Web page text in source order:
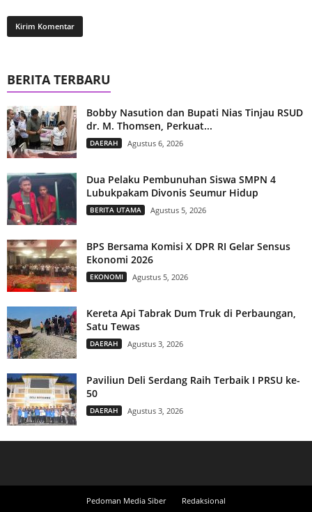
BERITA TERBARU
Bobby Nasution dan Bupati Nias Tinjau RSUD
dr. M. Thomsen, Perkuat...
DAERAH Agustus 6, 2026
Dua Pelaku Pembunuhan Siswa SMPN 4
Lubukpakam Divonis Seumur Hidup
BERITA UTAMA Agustus 5, 2026
BPS Bersama Komisi X DPR RI Gelar Sensus
Ekonomi 2026
EKONOMI Agustus 5, 2026
Kereta Api Tabrak Dum Truk di Perbaungan,
Satu Tewas
DAERAH Agustus 3, 2026
Paviliun Deli Serdang Raih Terbaik I PRSU ke-
50
DAERAH Agustus 3, 2026
Pedoman Media Siber Redaksional